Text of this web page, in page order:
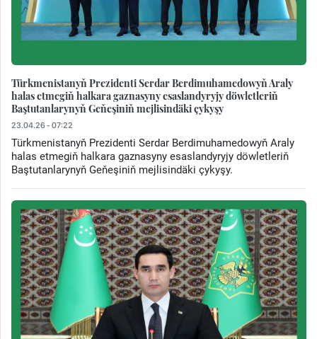
Türkmenistanyň Prezidenti Serdar Berdimuhamedowyň Araly
halas etmegiň halkara gaznasyny esaslandyryjy döwletleriň
Baştutanlarynyň Geňeşiniň mejlisindäki çykyşy
23.04.26 - 07:22
Türkmenistanyň Prezidenti Serdar Berdimuhamedowyň Araly
halas etmegiň halkara gaznasyny esaslandyryjy döwletleriň
Baştutanlarynyň Geňeşiniň mejlisindäki çykyşy.